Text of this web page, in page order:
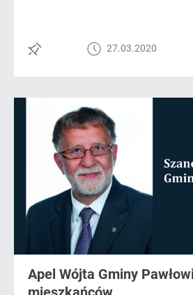
27.03.2020
Apel Wójta Gminy